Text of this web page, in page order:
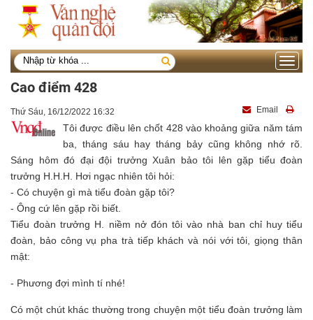
Toggle
Cao điểm 428
Thứ Sáu, 16/12/2022 16:32 Email
Tôi được điều lên chốt 428 vào khoảng giữa năm tám
ba, tháng sáu hay tháng bảy cũng không nhớ rõ.
Sáng hôm đó đại đội trưởng Xuân bảo tôi lên gặp tiểu đoàn
trưởng H.H.H. Hơi ngạc nhiên tôi hỏi:
- Có chuyện gì mà tiểu đoàn gặp tôi?
- Ông cứ lên gặp rồi biết.
Tiểu đoàn trưởng H. niềm nở đón tôi vào nhà ban chỉ huy tiểu
đoàn, bảo công vụ pha trà tiếp khách và nói với tôi, giọng thân
mật:
- Phương đợi mình tí nhé!
Có một chút khác thường trong chuyện một tiểu đoàn trưởng làm